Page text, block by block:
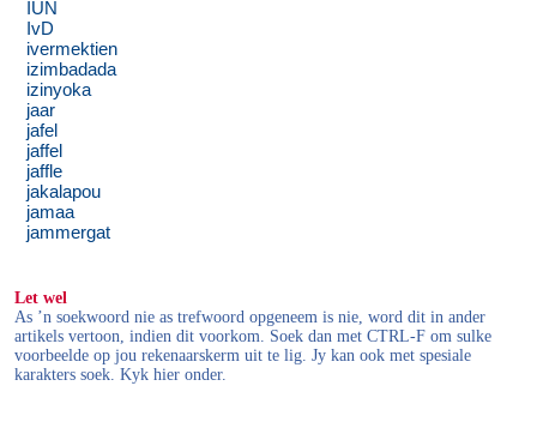
IUN
IvD
ivermektien
izimbadada
izinyoka
jaar
jafel
jaffel
jaffle
jakalapou
jamaa
jammergat
Let wel
As ’n soekwoord nie as trefwoord opgeneem is nie, word dit in ander
artikels vertoon, indien dit voorkom. Soek dan met CTRL-F om sulke
voorbeelde op jou rekenaarskerm uit te lig. Jy kan ook met spesiale
karakters soek. Kyk hier onder.